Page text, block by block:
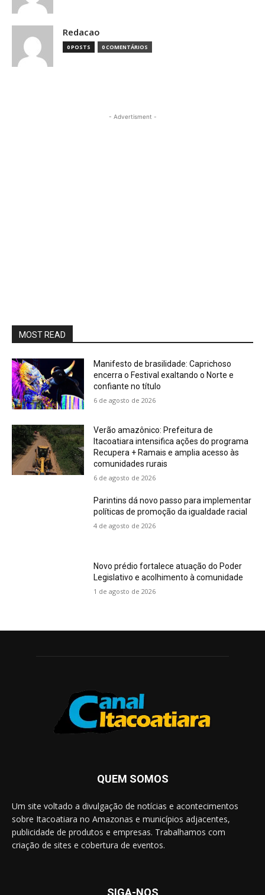
Redacao
0 POSTS 0 COMENTÁRIOS
- Advertisment -
MOST READ
Manifesto de brasilidade: Caprichoso
encerra o Festival exaltando o Norte e
confiante no título
6 de agosto de 2026
Verão amazônico: Prefeitura de
Itacoatiara intensifica ações do programa
Recupera + Ramais e amplia acesso às
comunidades rurais
6 de agosto de 2026
Parintins dá novo passo para implementar
políticas de promoção da igualdade racial
4 de agosto de 2026
Novo prédio fortalece atuação do Poder
Legislativo e acolhimento à comunidade
1 de agosto de 2026
QUEM SOMOS
Um site voltado a divulgação de notícias e acontecimentos
sobre Itacoatiara no Amazonas e municípios adjacentes,
publicidade de produtos e empresas. Trabalhamos com
criação de sites e cobertura de eventos.
SIGA-NOS